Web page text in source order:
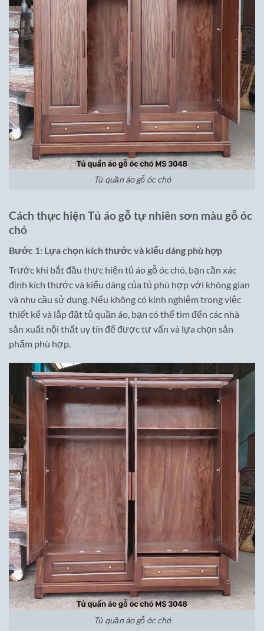
Tủ quần áo gỗ óc chó
Cách thực hiện Tủ áo gỗ tự nhiên sơn màu gỗ óc
chó
Bước 1: Lựa chọn kích thước và kiểu dáng phù hợp
Trước khi bắt đầu thực hiện tủ áo gỗ óc chó, bạn cần xác
định kích thước và kiểu dáng của tủ phù hợp với không gian
và nhu cầu sử dụng. Nếu không có kinh nghiệm trong việc
thiết kế và lắp đặt tủ quần áo, bạn có thể tìm đến các nhà
sản xuất nội thất uy tín để được tư vấn và lựa chọn sản
phẩm phù hợp.
Tủ quần áo gỗ óc chó